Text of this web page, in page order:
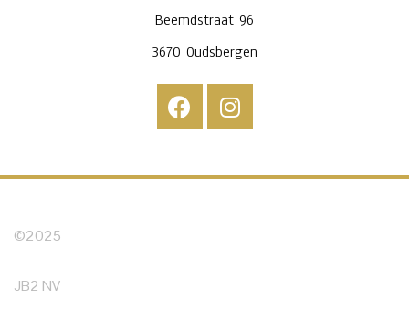
Beemdstraat 96
3670 Oudsbergen
©2025
JB2 NV